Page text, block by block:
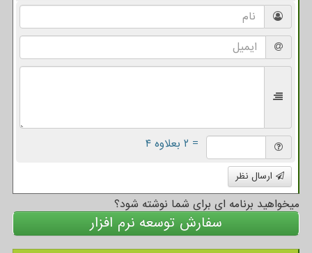
= ۲ بعلاوه ۴
ارسال نظر
میخواهید برنامه ای برای شما نوشته شود؟
سفارش توسعه نرم افزار